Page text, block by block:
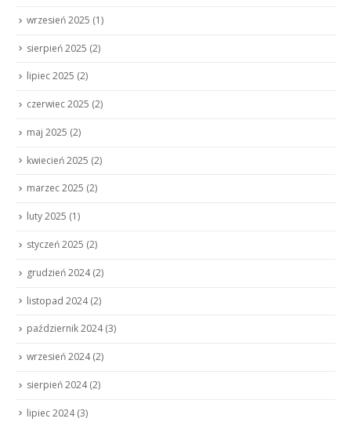
wrzesień 2025 (1)
sierpień 2025 (2)
lipiec 2025 (2)
czerwiec 2025 (2)
maj 2025 (2)
kwiecień 2025 (2)
marzec 2025 (2)
luty 2025 (1)
styczeń 2025 (2)
grudzień 2024(2)
listopad 2024(2)
październik 2024(3)
wrzesień 2024(2)
sierpień 2024(2)
lipiec 2024(3)